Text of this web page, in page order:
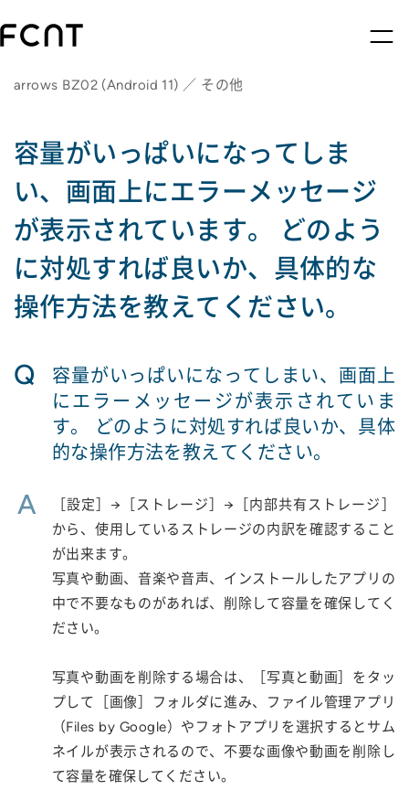
arrows BZ02 (Android 11) ／ その他
容量がいっぱいになってしま
い、画面上にエラーメッセージ
が表示されています。 どのよう
に対処すれば良いか、具体的な
操作方法を教えてください。
Q
容量がいっぱいになってしまい、画面上
にエラーメッセージが表示されていま
す。 どのように対処すれば良いか、具体
的な操作方法を教えてください。
A
［設定］→［ストレージ］→［内部共有ストレージ］
から、使用しているストレージの内訳を確認すること
が出来ます。
写真や動画、音楽や音声、インストールしたアプリの
中で不要なものがあれば、削除して容量を確保してく
ださい。
写真や動画を削除する場合は、［写真と動画］をタッ
プして［画像］フォルダに進み、ファイル管理アプリ
（Files by Google）やフォトアプリを選択するとサム
ネイルが表示されるので、不要な画像や動画を削除し
て容量を確保してください。